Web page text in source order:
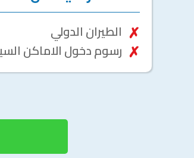
الطيران الدولي
رسوم دخول الاماكن